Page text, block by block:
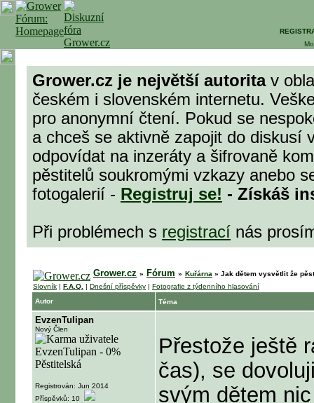
Grower.cz je největší autoritav
českém i slovenském internetu.
pro anonymní čtení. Pokud se
a chceš se aktivně zapojit do diskusí
odpovídat na inzeráty a šifrovaně
pěstitelů soukromými vzkazy anebo
fotogalerií - Registruj se! - Získáš
Při problémech s registrací nás
Grower.cz » Fórum » Kuřárna » Jak dětem vysvětlit že
Slovník | F.A.Q. | Dnešní příspěvky | Fotografie z týdenního hlasování
Autor
Téma
EvzenTulipan
Nový Člen
Registrován: Jun 2014
Příspěvků: 10
Přestože ještě
čas), se
svým dětem